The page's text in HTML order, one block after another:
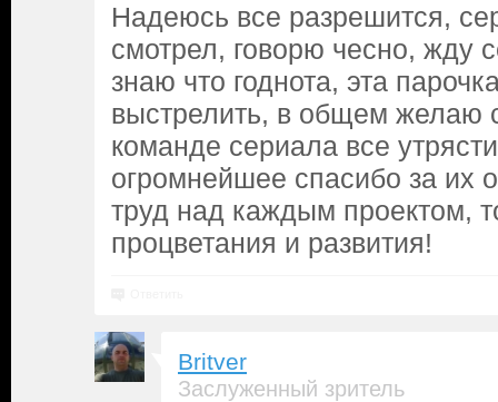
Надеюсь все разрешится,
смотрел, говорю чесно, жду
знаю что годнота, эта
выстрелить, в общем желаю
команде сериала все
огромнейшее спасибо за их
труд над каждым проектом,
процветания и развития!
Britver
Заслуженный зритель